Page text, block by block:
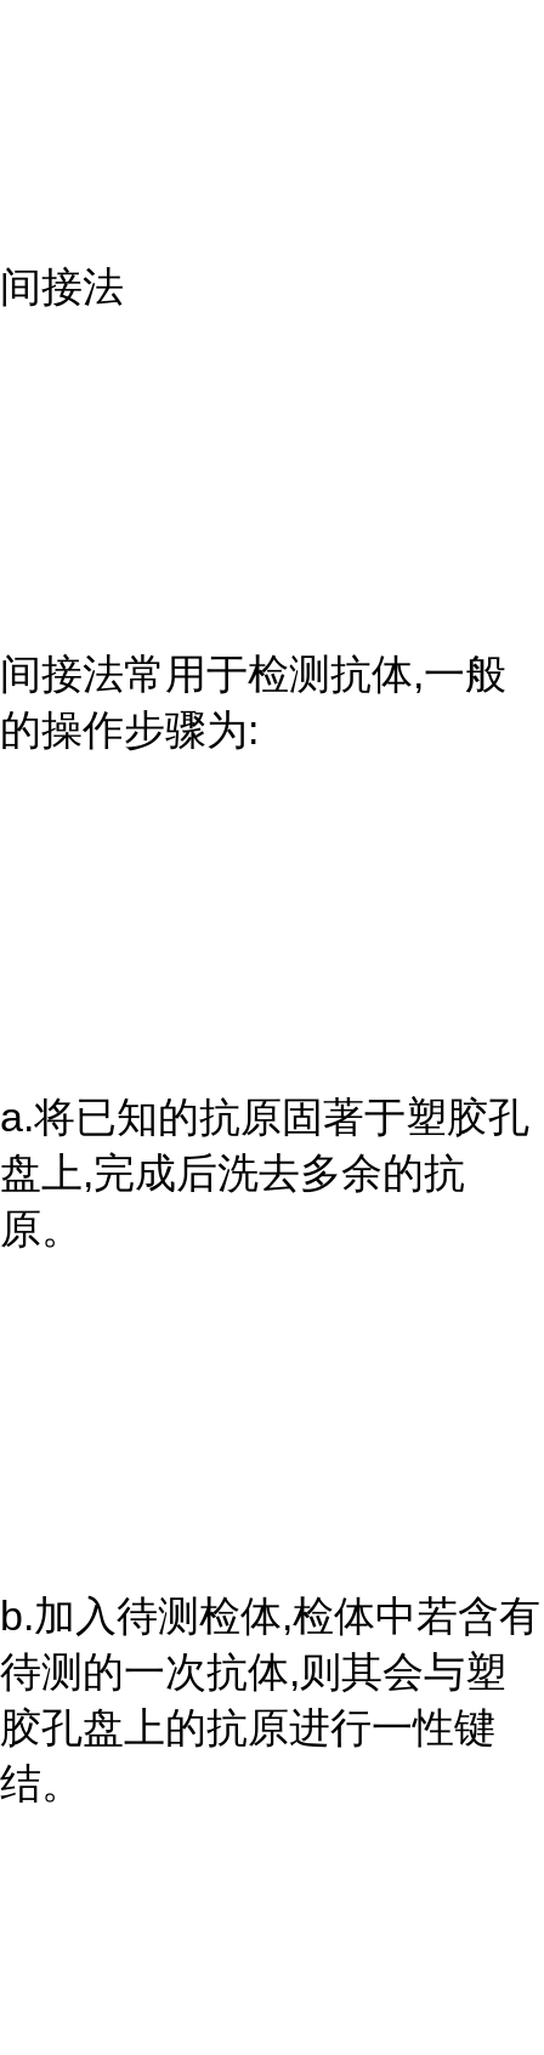
间接法
间接法常用于检测抗体,一般
的操作步骤为:
a.将已知的抗原固著于塑胶孔
盘上,完成后洗去多余的抗
原。
b.加入待测检体,检体中若含有
待测的一次抗体,则其会与塑
胶孔盘上的抗原进行一性键
结。